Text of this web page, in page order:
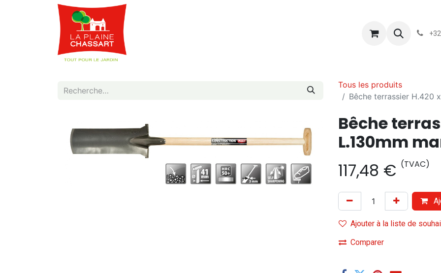
Conditions-
Tous les produits
Bêche terrassier H.420
Bêche
L.130mm
117,48 € (TVAC)
Ajouter à la liste de
Comparer